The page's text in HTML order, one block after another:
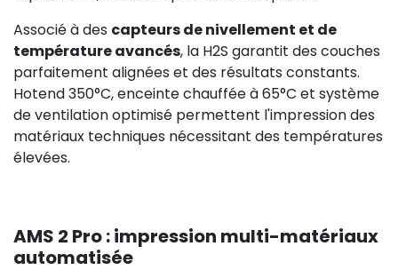
Associé à des capteurs de nivellement et de
température avancés, la H2S garantit des couches
parfaitement alignées et des résultats constants.
Hotend 350°C, enceinte chauffée à 65°C et système
de ventilation optimisé permettent l'impression des
matériaux techniques nécessitant des températures
élevées.
AMS 2 Pro : impression multi-matériaux
automatisée